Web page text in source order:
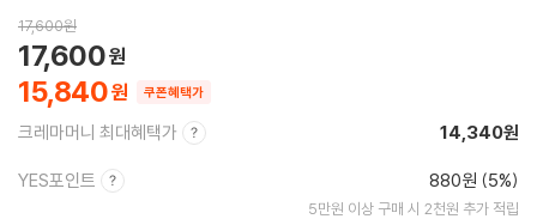
17,600원
15,840
17,600
쿠폰혜택가
크레마머니 최대혜택가 14,340원
YES포인트 880원 (5%)
5만원 이상 구매 시 2천원 추가 적립